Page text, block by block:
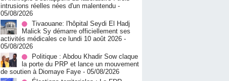
intrusions réelles nées d'un malentendu -
05/08/2026
Tivaouane: l'hôpital Seydi El Hadj
Malick Sy démarre officiellement ses
activités médicales ce lundi 10 août 2026 -
05/08/2026
Politique : Abdou Khadir Sow claque
la porte du PRP et lance un mouvement
de soutien à Diomaye Faye - 05/08/2026